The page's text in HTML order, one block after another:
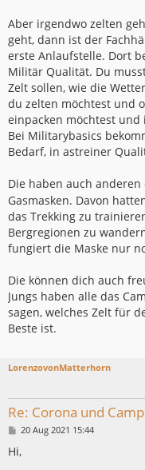
Aber irgendwo zelten
geht, dann ist der
erste Anlaufstelle. Dort
Militär Qualität. Du
Zelt sollen, wie die
du zelten möchtest und
einpacken möchtest
Bei Militarybasics
Bedarf, in astreiner
Die haben auch
Gasmasken. Davon
das Trekking zu
Bergregionen zu
fungiert die Maske nur
Die können dich auch
Jungs haben alle das
sagen, welches Zelt für
Beste ist.
LorenzovonMatterhorn
Re: Corona und
B
i
t
20 Aug 2021 15:44
Hi,